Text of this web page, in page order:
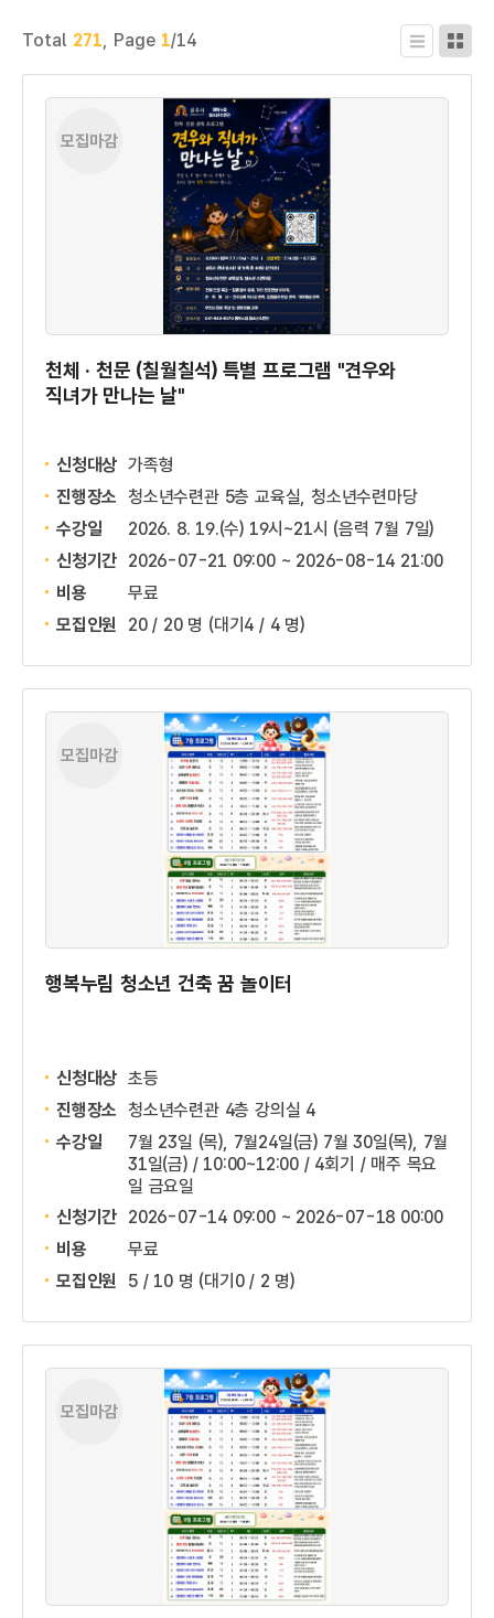
Total 271, Page 1/14
모집마감
천체 · 천문 (칠월칠석) 특별 프로그램 "견우와
직녀가 만나는 날"
신청대상 가족형
진행장소 청소년수련관 5층 교육실, 청소년수련마당
수강일
2026. 8. 19.(수) 19시~21시 (음력 7월 7일)
신청기간 2026-07-21 09:00 ~ 2026-08-14 21:00
비용
무료
모집인원
20 / 20 명 (대기4 / 4 명)
모집마감
행복누림 청소년 건축 꿈 놀이터
신청대상 초등
진행장소 청소년수련관 4층 강의실 4
수강일
7월 23일 (목), 7월24일(금) 7월 30일(목), 7월
31일(금) / 10:00~12:00 / 4회기 / 매주 목요
일 금요일
신청기간 2026-07-14 09:00 ~ 2026-07-18 00:00
비용
무료
모집인원
5 / 10 명 (대기0 / 2 명)
모집마감